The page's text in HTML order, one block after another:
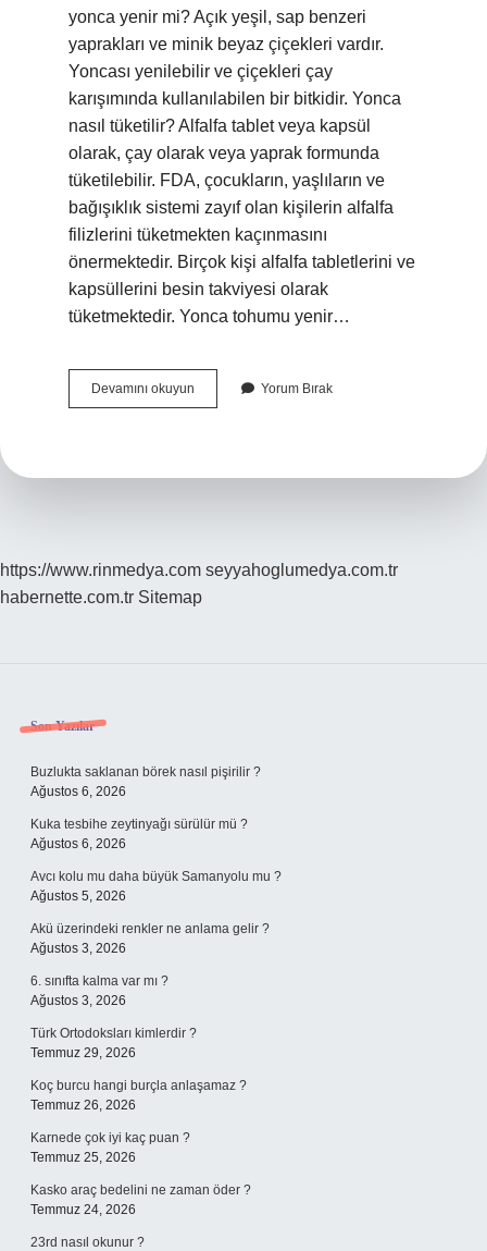
yonca yenir mi? Açık yeşil, sap benzeri
yaprakları ve minik beyaz çiçekleri vardır.
Yoncası yenilebilir ve çiçekleri çay
karışımında kullanılabilen bir bitkidir. Yonca
nasıl tüketilir? Alfalfa tablet veya kapsül
olarak, çay olarak veya yaprak formunda
tüketilebilir. FDA, çocukların, yaşlıların ve
bağışıklık sistemi zayıf olan kişilerin alfalfa
filizlerini tüketmekten kaçınmasını
önermektedir. Birçok kişi alfalfa tabletlerini ve
kapsüllerini besin takviyesi olarak
tüketmektedir. Yonca tohumu yenir…
Devamını okuyun
Yenilir
Yorum Bırak
https://www.rinmedya.com seyyahoglumedya.com.tr
habernette.com.tr Sitemap
Sidebar
Son Yazılar
Buzlukta saklanan börek nasıl pişirilir ?
Ağustos 6, 2026
Kuka tesbihe zeytinyağı sürülür mü ?
Ağustos 6, 2026
Avcı kolu mu daha büyük Samanyolu mu ?
Ağustos 5, 2026
Akü üzerindeki renkler ne anlama gelir ?
Ağustos 3, 2026
6. sınıfta kalma var mı ?
Ağustos 3, 2026
Türk Ortodoksları kimlerdir ?
Temmuz 29, 2026
Koç burcu hangi burçla anlaşamaz ?
Temmuz 26, 2026
Karnede çok iyi kaç puan ?
Temmuz 25, 2026
Kasko araç bedelini ne zaman öder ?
Temmuz 24, 2026
23rd nasıl okunur ?